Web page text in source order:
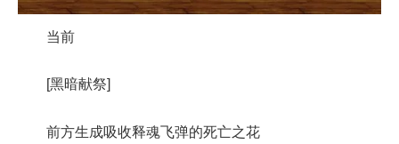
当前
[黑暗献祭]
前方生成吸收释魂飞弹的死亡之花